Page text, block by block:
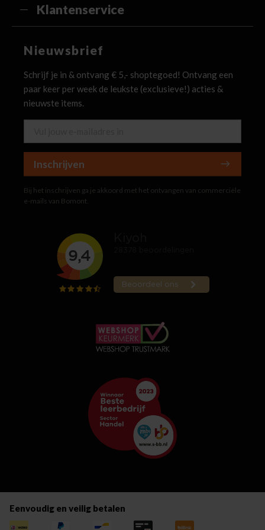
Klantenservice
Nieuwsbrief
Schrijf je in & ontvang € 5,- shoptegoed! Ontvang een
paar keer per week de leukste (exclusieve!) acties &
nieuwste items.
Inschrijven
Bij het inschrijven ga je akkoord met het ontvangen van commerciële
e-mails van Bomont.
Eenvoudig en veilig betalen